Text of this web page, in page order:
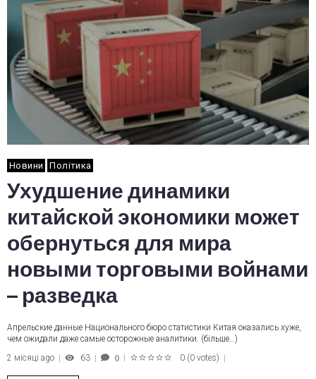
Новини Політика
Ухудшение динамики
китайской экономики может
обернуться для мира
новыми торговыми войнами
– разведка
Апрельские данные Национального бюро статистики Китая оказались хуже,
чем ожидали даже самые осторожные аналитики. (більше…)
2 місяці ago
63 0 0 (0 votes)